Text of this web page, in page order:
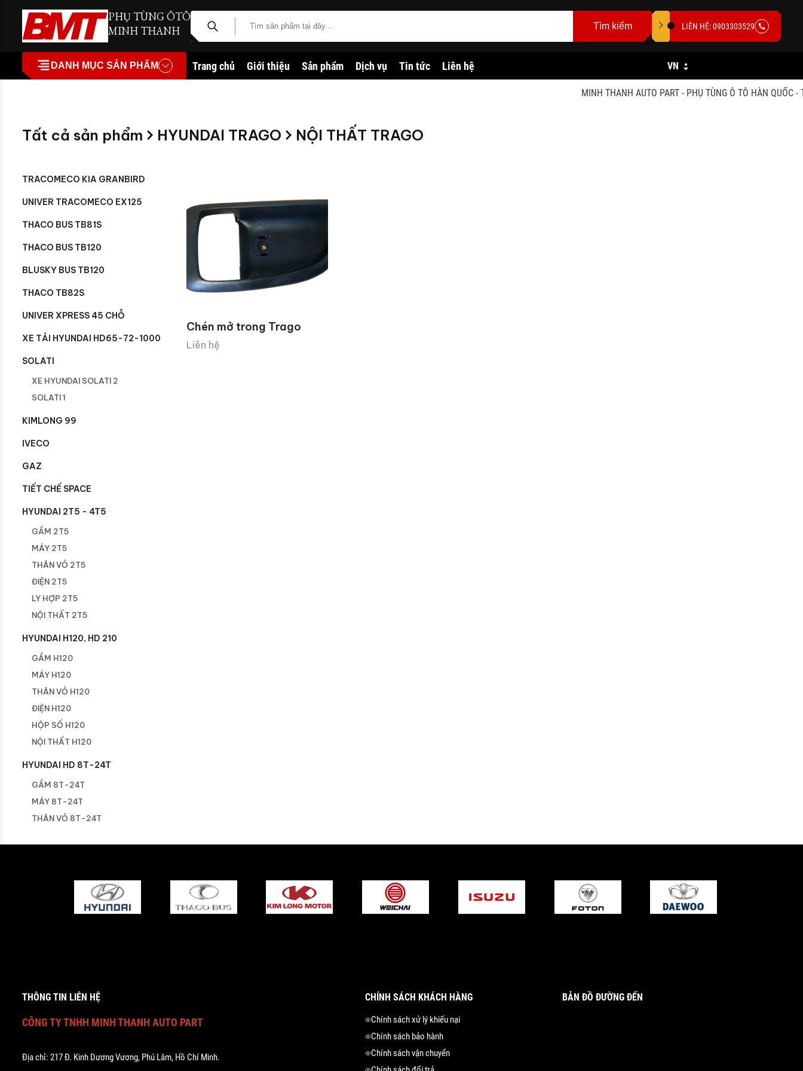
PHỤ TÙNG ÔTÔ
MINH THANH
Tìm kiếm LIÊN HỆ: 0903303529
DANH MỤC SẢN PHẨM Trang chủ Giới thiệu Sản phẩm Dịch vụ Tin tức Liên hệ VN
MINH THANH AUTO PART - PHỤ TÙNG Ô TÔ HÀN QUỐC -
Tất cả sản phẩm HYUNDAI TRAGO NỘI THẤT TRAGO
TRACOMECO KIA GRANBIRD
UNIVER TRACOMECO EX125
THACO BUS TB81S
THACO BUS TB120
BLUSKY BUS TB120
THACO TB82S
UNIVER XPRESS 45 CHỖ
XE TẢI HYUNDAI HD65-72-1000
SOLATI
XE HYUNDAI SOLATI 2
SOLATI 1
KIMLONG 99
IVECO
GAZ
TIẾT CHẾ SPACE
HYUNDAI 2T5 - 4T5
GẦM 2T5
MÁY 2T5
THÂN VỎ 2T5
ĐIỆN 2T5
LY HỢP 2T5
NỘI THẤT 2T5
HYUNDAI H120, HD 210
GẦM H120
MÁY H120
THÂN VỎ H120
ĐIỆN H120
HỘP SỐ H120
NỘI THẤT H120
HYUNDAI HD 8T-24T
GẦM 8T-24T
MÁY 8T-24T
THÂN VỎ 8T-24T
HYUNDAI XCIENT
THÂN VỎ TRAGO
ĐIỆN TRAGO
NỘI THẤT TRAGO
Chén mở trong Trago
Liên hệ
THÔNG TIN LIÊN HỆ
CÔNG TY TNHH MINH THANH AUTO PART
Địa chỉ: 217 Đ. Kinh Dương Vương, Phú Lâm, Hồ Chí Minh.
CHÍNH SÁCH KHÁCH HÀNG
Chính sách xử lý khiếu nại
Chính sách bảo hành
Chính sách vận chuyển
BẢN ĐỒ ĐƯỜNG ĐẾN